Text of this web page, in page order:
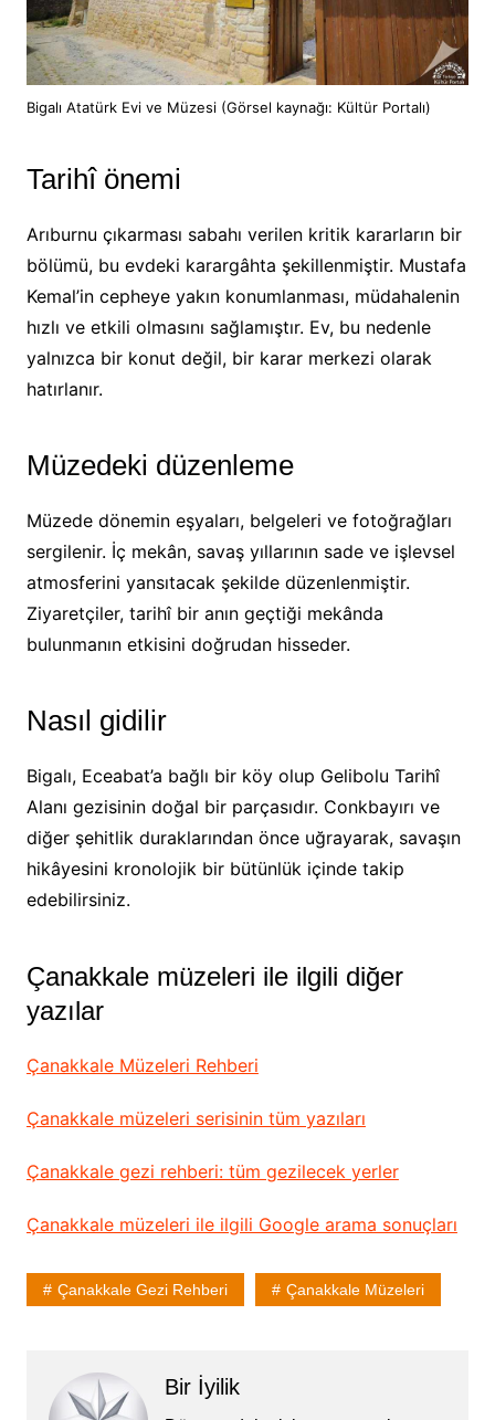
Bigalı Atatürk Evi ve Müzesi (Görsel kaynağı: Kültür Portalı)
Tarihî önemi
Arıburnu çıkarması sabahı verilen kritik kararların bir
bölümü, bu evdeki karargâhta şekillenmiştir. Mustafa
Kemal’in cepheye yakın konumlanması, müdahalenin
hızlı ve etkili olmasını sağlamıştır. Ev, bu nedenle
yalnızca bir konut değil, bir karar merkezi olarak
hatırlanır.
Müzedeki düzenleme
Müzede dönemin eşyaları, belgeleri ve fotoğrağları
sergilenir. İç mekân, savaş yıllarının sade ve işlevsel
atmosferini yansıtacak şekilde düzenlenmiştir.
Ziyaretçiler, tarihî bir anın geçtiği mekânda
bulunmanın etkisini doğrudan hisseder.
Nasıl gidilir
Bigalı, Eceabat’a bağlı bir köy olup Gelibolu Tarihî
Alanı gezisinin doğal bir parçasıdır. Conkbayırı ve
diğer şehitlik duraklarından önce uğrayarak, savaşın
hikâyesini kronolojik bir bütünlük içinde takip
edebilirsiniz.
Çanakkale müzeleri ile ilgili diğer
yazılar
Çanakkale Müzeleri Rehberi
Çanakkale müzeleri serisinin tüm yazıları
Çanakkale gezi rehberi: tüm gezilecek yerler
Çanakkale müzeleri ile ilgili Google arama sonuçları
Çanakkale Gezi Rehberi Çanakkale Müzeleri
Bir İyilik